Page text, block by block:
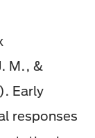
M., &
Early
responses